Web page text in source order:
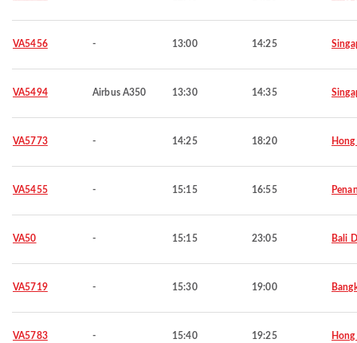
VA5456 - 13:00 14:25
VA5494 Airbus A350 13:30 14:35
VA5773 - 14:25 18:20
VA5455 - 15:15 16:55
VA50 - 15:15 23:05 Bali
VA5719 - 15:30 19:00
VA5783 - 15:40 19:25